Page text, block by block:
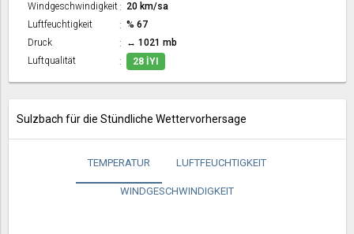
Windgeschwindigkeit
20 km/sa
Luftfeuchtigkeit
% 67
Druck
↔ 1021 mb
Luftqualität
28 İYI
Sulzbach für die Stündliche Wettervorhersage
TEMPERATUR LUFTFEUCHTIGKEIT
WINDGESCHWINDIGKEIT